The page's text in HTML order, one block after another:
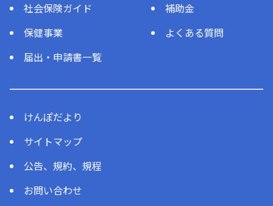
社会保険ガイド
保健事業
届出・申請書一覧
補助金
よくある質問
けんぽだより
サイトマップ
公告、規約、規程
お問い合わせ